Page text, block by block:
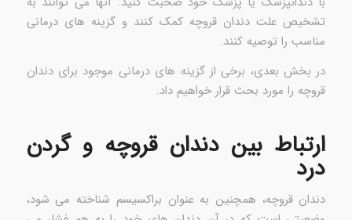
تشخیص علت دندان قروچه کمک کنند و گزینه های درمانی
مناسب را توصیه کنند.
در بخش بعدی، برخی از گزینه های درمانی موجود برای دندان
قروچه را مورد بحث قرار خواهیم داد.
ارتباط بین دندان قروچه و گردن
درد
دندان قروچه، همچنین به عنوان براکسیسم شناخته می شود،